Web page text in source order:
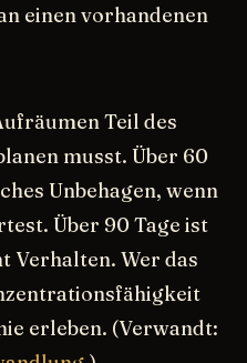
einen vorhandenen
Teil des
musst. Über 60
Unbehagen, wenn
Über 90 Tage ist
Verhalten. Wer das
erleben. (Verwandt: